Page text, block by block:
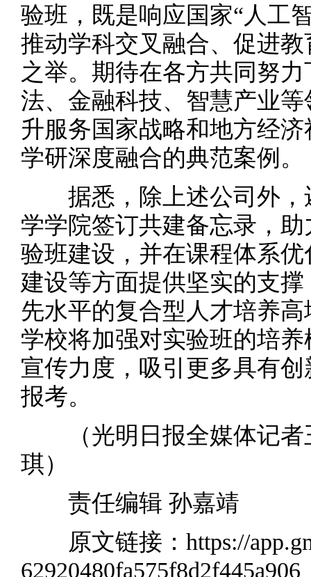
验班，既是响应国家“人工
推动学科交叉融合、促进
之举。期待在各方共同努
法、金融科技、智慧产业
升服务国家战略和地方经
学研深度融合的典范案例。
据悉，除上述公司外，
学学院签订共建备忘录，
验班建设，并在课程体系
建设等方面提供坚实的支
先水平的复合型人才培养
学校将加强对实验班的培
宣传力度，吸引更多具有
报考。
（光明日报全媒体记者
琪）
责任编辑 孙嘉靖
原文链接： https://
62920480fa575f8d2f445a906